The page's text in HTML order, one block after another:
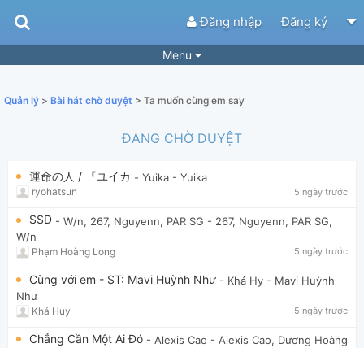
Đăng nhập Đăng ký
Menu
Tìm theo hợp âm
Tắt quảng cáo
Quản lý > Bài hát chờ duyệt > Ta muốn cùng em say
ĐANG CHỜ DUYỆT
運命の人 / 『ユイカ - Yuika - Yuika
ryohatsun 5 ngày trước
SSD - W/n, 267, Nguyenn, PAR SG - 267, Nguyenn, PAR SG,
W/n
Phạm Hoàng Long 5 ngày trước
Cùng với em - ST: Mavi Huỳnh Như - Khả Hy - Mavi Huỳnh
Như
Khả Huy 5 ngày trước
Chẳng Cần Một Ai Đó - Alexis Cao - Alexis Cao, Dương Hoàng